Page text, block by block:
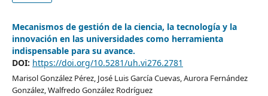
Mecanismos de gestión de la ciencia, la tecnología y la
innovación en las universidades como herramienta
indispensable para su avance.
DOI: https://doi.org/10.5281/uh.vi276.2781
Marisol González Pérez, José Luis García Cuevas, Aurora Fernández
González, Walfredo González Rodríguez